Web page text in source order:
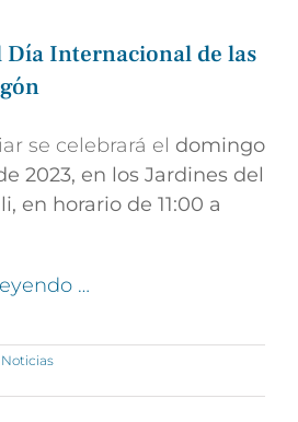
Día Internacional de las
se celebrará el domingo
2023, en los Jardines del
en horario de 11:00 a
…
Noticias